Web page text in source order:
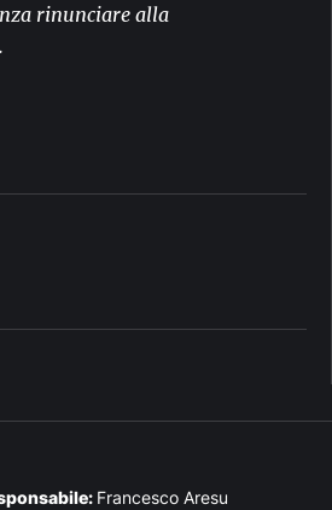
rinunciare alla
Francesco Aresu